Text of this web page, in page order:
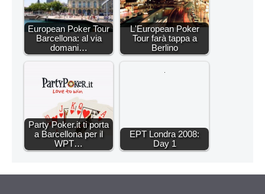
European Poker Tour
Barcellona: al via
domani…
L'European Poker
Tour farà tappa a
Berlino
Party Poker.it ti porta
a Barcellona per il
WPT…
EPT Londra 2008:
Day 1